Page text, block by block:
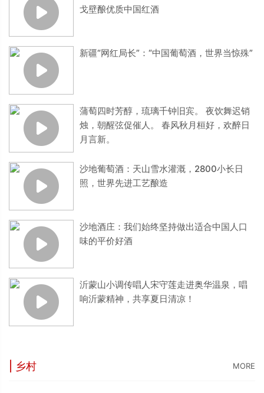
戈壁酿优质中国红酒
新疆“网红局长”：“中国葡萄酒，世界当惊殊”
蒲萄四时芳醇，琉璃千钟旧宾。 夜饮舞迟销
烛，朝醒弦促催人。 春风秋月桓好，欢醉日
月言新。
沙地葡萄酒：天山雪水灌溉，2800小长日
照，世界先进工艺酿造
沙地酒庄：我们始终坚持做出适合中国人口
味的平价好酒
沂蒙山小调传唱人宋守莲走进奥华温泉，唱
响沂蒙精神，共享夏日清凉！
| 乡村 MORE